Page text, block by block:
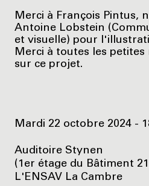
Merci à François Pintus,
Antoine Lobstein
et visuelle) pour
Merci à toutes les
sur ce projet.
Mardi 22 octobre 2024 -
Auditoire Stynen
(1er étage du Bâtiment
L'ENSAV La Cambre